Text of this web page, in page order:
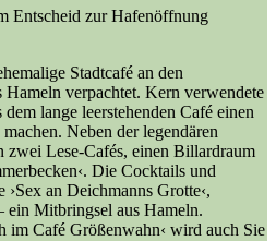
Entscheid zur Hafenöffnung
Stadtcafé an den
verpachtet. Kern verwendete
lange leerstehenden Café einen
Neben der legendären
zwei Lese-Cafés, einen Billardraum
Die Cocktails und
an Deichmanns Grotte‹,
ein Mitbringsel aus Hameln.
im Café Größenwahn‹ wird auch Sie